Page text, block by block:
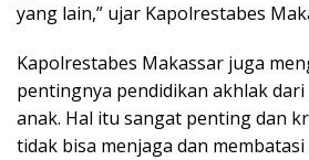
yang lain,” ujar Kapolrestabes
Kapolrestabes Makassar juga
pentingnya pendidikan akhlak
anak. Hal itu sangat penting dan
tidak bisa menjaga dan